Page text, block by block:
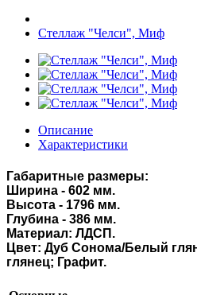
Стеллаж "Челси", Миф
Описание
Характеристики
Габаритные размеры:
Ширина - 602 мм.
Высота - 1796 мм.
Глубина - 386 мм.
Материал: ЛДСП.
Цвет: Дуб Сонома/Белый
глянец; Графит.